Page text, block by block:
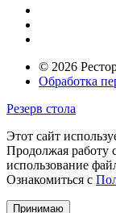
© 2026
Обработка
Резерв стола
Этот сайт
Продолжая работу
использование
Ознакомиться с
Принимаю